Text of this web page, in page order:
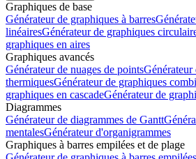
Graphiques de base
Générateur de graphiques à barres
linéairesGénérateur de graphiques
graphiques en aires
Graphiques avancés
Générateur de nuages de pointsGénérateur
thermiquesGénérateur de graphiques
graphiques en cascadeGénérateur de
Diagrammes
Générateur de diagrammes de Gantt
mentalesGénérateur d'organigrammes
Graphiques à barres empilées et de plage